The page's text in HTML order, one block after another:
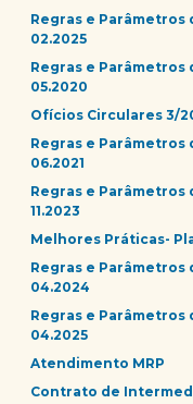
Regras e Parâmetros
02.2025
Regras e Parâmetros
05.2020
Ofícios Circulares 3/
Regras e Parâmetros
06.2021
Regras e Parâmetros
11.2023
Melhores Práticas-
Regras e Parâmetros
04.2024
Regras e Parâmetros
04.2025
Atendimento MRP
Contrato de